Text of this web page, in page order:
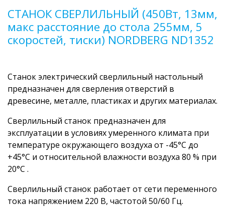
СТАНОК СВЕРЛИЛЬНЫЙ (450Вт, 13мм,
макс расстояние до стола 255мм, 5
скоростей, тиски) NORDBERG ND1352
Станок электрический сверлильный настольный
предназначен для сверления отверстий в
древесине, металле, пластиках и других материалах.
Сверлильный станок предназначен для
эксплуатации в условиях умеренного климата при
температуре окружающего воздуха от -45°С до
+45°С и относительной влажности воздуха 80 % при
20°С .
Сверлильный станок работает от сети переменного
тока напряжением 220 В, частотой 50/60 Гц.